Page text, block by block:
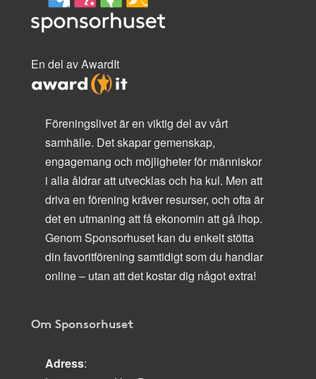
En del av AwardIt
Föreningslivet är en viktig del av vårt
samhälle. Det skapar gemenskap,
engagemang och möjligheter för människor
i alla åldrar att utvecklas och ha kul. Men att
driva en förening kräver resurser, och ofta är
det en utmaning att få ekonomin att gå ihop.
Genom Sponsorhuset kan du enkelt stötta
din favoritförening samtidigt som du handlar
online – utan att det kostar dig något extra!
Om Sponsorhuset
Adress: